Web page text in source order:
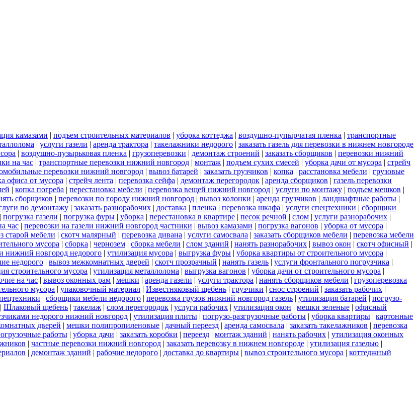
камазами | подъем строительных материалов | уборка коттеджа | воздушно-пупырчатая пленка | транспортные
| услуги газели | аренда трактора | такелажники недорого | заказать газель для перевозки в нижнем новгороде
| воздушно-пузырьковая пленка | грузоперевозки | демонтаж строений | заказать сборщиков | перевозки нижний
на час | транспортные перевозки нижний новгород | монтаж | подъем сухих смесей | уборка дачи от мусора | стрейч
перевозки нижний новгород | вывоз батарей | заказать грузчиков | копка | расстановка мебели | грузовые
офиса от мусора | стрейч лента | перевозка сейфа | демонтаж перегородок | аренда сборщиков | газель перевозки
| копка погреба | перестановка мебели | перевозка вещей нижний новгород | услуги по монтажу | подъем мешков |
сборщиков | перевозки по городу нижний новгород | вывоз колонки | аренда грузчиков | ландшафтные работы |
по демонтажу | заказать разнорабочих | доставка | пленка | перевозка шкафа | услуги спецтехники | сборщики
| погрузка газели | погрузка фуры | уборка | перестановка в квартире | песок речной | слом | услуги разнорабочих |
час | перевозки на газели нижний новгород частники | вывоз камазами | погрузка вагонов | уборка от мусора |
старой мебели | скотч малярный | перевозка дивана | услуги самосвала | заказать сборщиков мебели | перевозка мебели
мусора | сборка | чернозем | сборка мебели | слом зданий | нанять разнорабочих | вывоз окон | скотч офисный |
нижний новгород недорого | утилизация мусора | выгрузка фуры | уборка квартиры от строительного мусора |
недорого | вывоз межкомнатных дверей | скотч прозрачный | нанять газель | услуги фронтального погрузчика |
строительного мусора | утилизация металлолома | выгрузка вагонов | уборка дачи от строительного мусора |
на час | вывоз оконных рам | мешки | аренда газели | услуги трактора | нанять сборщиков мебели | грузоперевозка
мусора | упаковочный материал | Известняковый щебень | грузчики | снос строений | заказать рабочих |
| сборщики мебели недорого | перевозка грузов нижний новгород газель | утилизация батарей | погрузо-
| Шлаковый щебень | такелаж | слом перегородок | услуги рабочих | утилизация окон | мешки зеленые | офисный
недорого нижний новгород | утилизация плиты | погрузо-разгрузочные работы | уборка квартиры | картонные
дверей | мешки полипропиленовые | дачный переезд | аренда самосвала | заказать такелажников | перевозка
работы | уборка дачи | заказать коробки | переезд | монтаж зданий | нанять рабочих | утилизация оконных
| частные перевозки нижний новгород | заказать перевозку в нижнем новгороде | утилизация газелью |
| демонтаж зданий | рабочие недорого | доставка до квартиры | вывоз строительного мусора | коттеджный